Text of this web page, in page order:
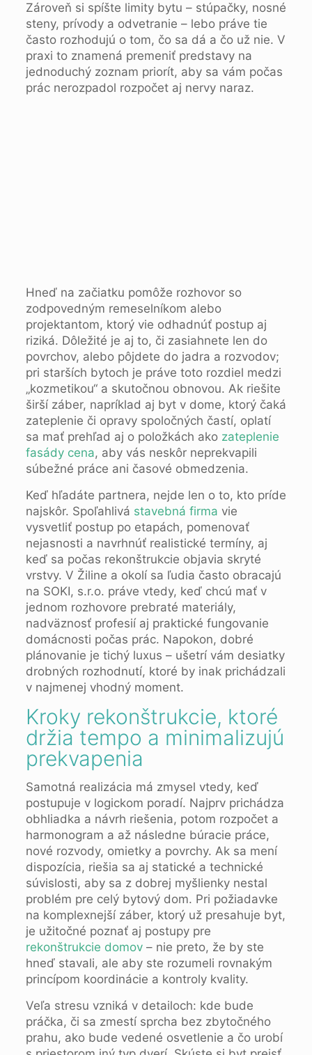
Zároveň si spíšte limity bytu – stúpačky, nosné
steny, prívody a odvetranie – lebo práve tie
často rozhodujú o tom, čo sa dá a čo už nie. V
praxi to znamená premeniť predstavy na
jednoduchý zoznam priorít, aby sa vám počas
prác nerozpadol rozpočet aj nervy naraz.
Hneď na začiatku pomôže rozhovor so
zodpovedným remeselníkom alebo
projektantom, ktorý vie odhadnúť postup aj
riziká. Dôležité je aj to, či zasiahnete len do
povrchov, alebo pôjdete do jadra a rozvodov;
pri starších bytoch je práve toto rozdiel medzi
„kozmetikou“ a skutočnou obnovou. Ak riešite
širší záber, napríklad aj byt v dome, ktorý čaká
zateplenie či opravy spoločných častí, oplatí
sa mať prehľad aj o položkách ako zateplenie
fasády cena, aby vás neskôr neprekvapili
súbežné práce ani časové obmedzenia.
Keď hľadáte partnera, nejde len o to, kto príde
najskôr. Spoľahlivá stavebná firma vie
vysvetliť postup po etapách, pomenovať
nejasnosti a navrhnúť realistické termíny, aj
keď sa počas rekonštrukcie objavia skryté
vrstvy. V Žiline a okolí sa ľudia často obracajú
na SOKI, s.r.o. práve vtedy, keď chcú mať v
jednom rozhovore prebraté materiály,
nadväznosť profesií aj praktické fungovanie
domácnosti počas prác. Napokon, dobré
plánovanie je tichý luxus – ušetrí vám desiatky
drobných rozhodnutí, ktoré by inak prichádzali
v najmenej vhodný moment.
Kroky rekonštrukcie, ktoré
držia tempo a minimalizujú
prekvapenia
Samotná realizácia má zmysel vtedy, keď
postupuje v logickom poradí. Najprv prichádza
obhliadka a návrh riešenia, potom rozpočet a
harmonogram a až následne búracie práce,
nové rozvody, omietky a povrchy. Ak sa mení
dispozícia, riešia sa aj statické a technické
súvislosti, aby sa z dobrej myšlienky nestal
problém pre celý bytový dom. Pri požiadavke
na komplexnejší záber, ktorý už presahuje byt,
je užitočné poznať aj postupy pre
rekonštrukcie domov– nie preto, že by ste
hneď stavali, ale aby ste rozumeli rovnakým
princípom koordinácie a kontroly kvality.
Veľa stresu vzniká v detailoch: kde bude
práčka, či sa zmestí sprcha bez zbytočného
prahu, ako bude vedené osvetlenie a čo urobí